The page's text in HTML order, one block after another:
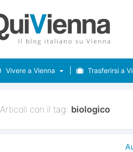
Vivere a Vienna Trasferirsi a
Articoli con il tag: biologico